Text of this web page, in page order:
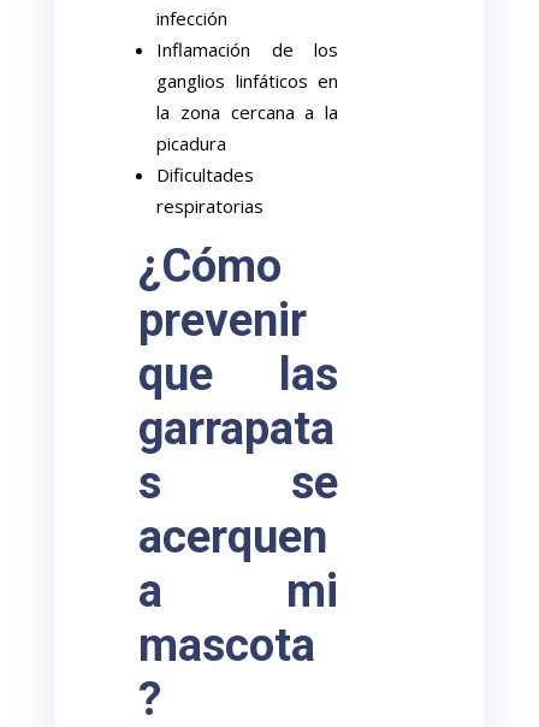
infección
Inflamación de los
ganglios linfáticos en
la zona cercana a la
picadura
Dificultades
respiratorias
¿Cómo
prevenir
que las
garrapata
s se
acerquen
a mi
mascota
?